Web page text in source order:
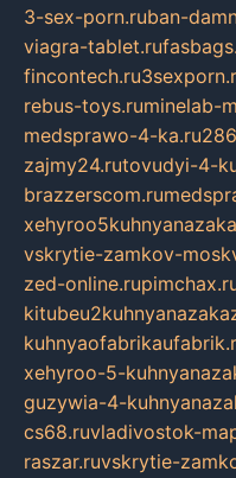
3-sex-porn.ruban-
viagra-tablet.ru
fincontech.ru
rebus-toys.ruminelab-
medsprawo-4-ka.ru
zajmy24.rutovudyi-4-
brazzerscom.ru
vskrytie-zamkov-
zed-online.ru
xehyroo-5-
guzywia-4-
cs68.ruvladivostok-
raszar.ruvskrytie-